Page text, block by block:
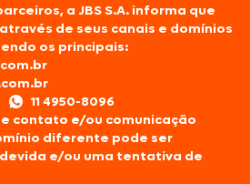
a JBS S.A. informa que
de seus canais e domínios
os principais:
11 4950-8096
contato e/ou comunicação
diferente pode ser
e/ou uma tentativa de